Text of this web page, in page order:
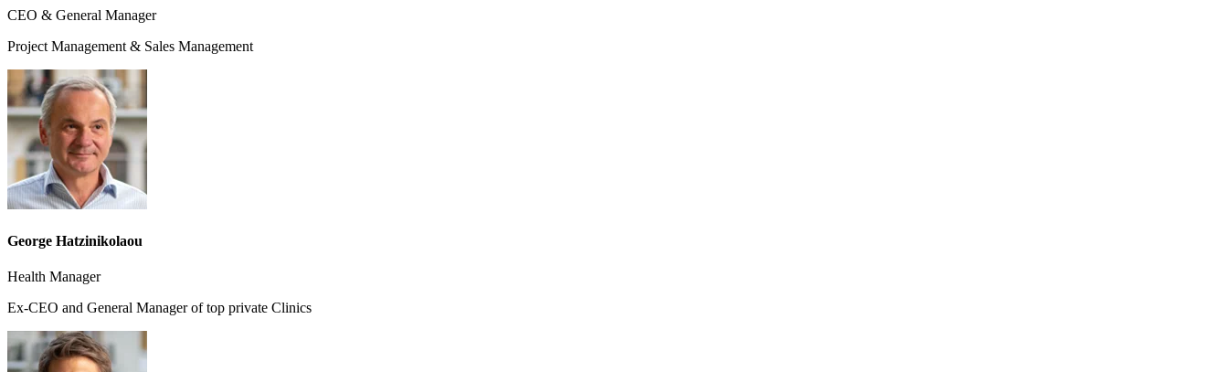
CEO & General Manager
Project Management & Sales Management
George Hatzinikolaou
Health Manager
Ex-CEO and General Manager of top private Clinics